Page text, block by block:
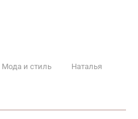
Мода и стиль
Наталья